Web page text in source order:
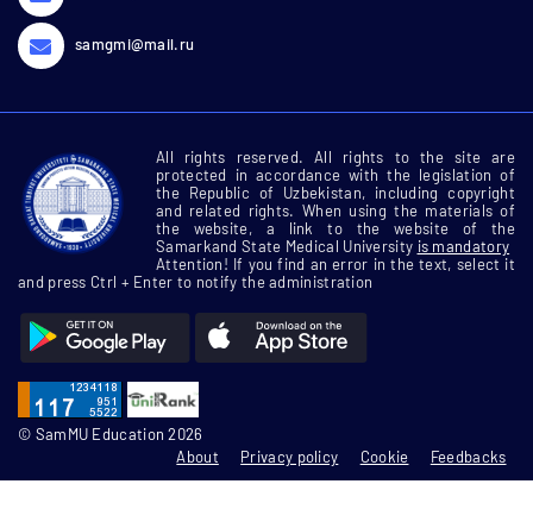
samgmi@mail.ru
All rights reserved. All rights to the site are
protected in accordance with the legislation of
the Republic of Uzbekistan, including copyright
and related rights. When using the materials of
the website, a link to the website of the
Samarkand State Medical University is mandatory
Attention! If you find an error in the text, select it
and press Ctrl + Enter to notify the administration
© SamMU Education 2026
About
Privacy policy Cookie Feedbacks